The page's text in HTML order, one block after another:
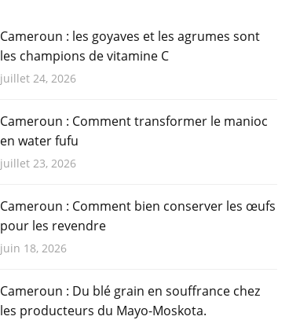
Cameroun : les goyaves et les agrumes sont
les champions de vitamine C
juillet 24, 2026
Cameroun : Comment transformer le manioc
en water fufu
juillet 23, 2026
Cameroun : Comment bien conserver les œufs
pour les revendre
juin 18, 2026
Cameroun : Du blé grain en souffrance chez
les producteurs du Mayo-Moskota.